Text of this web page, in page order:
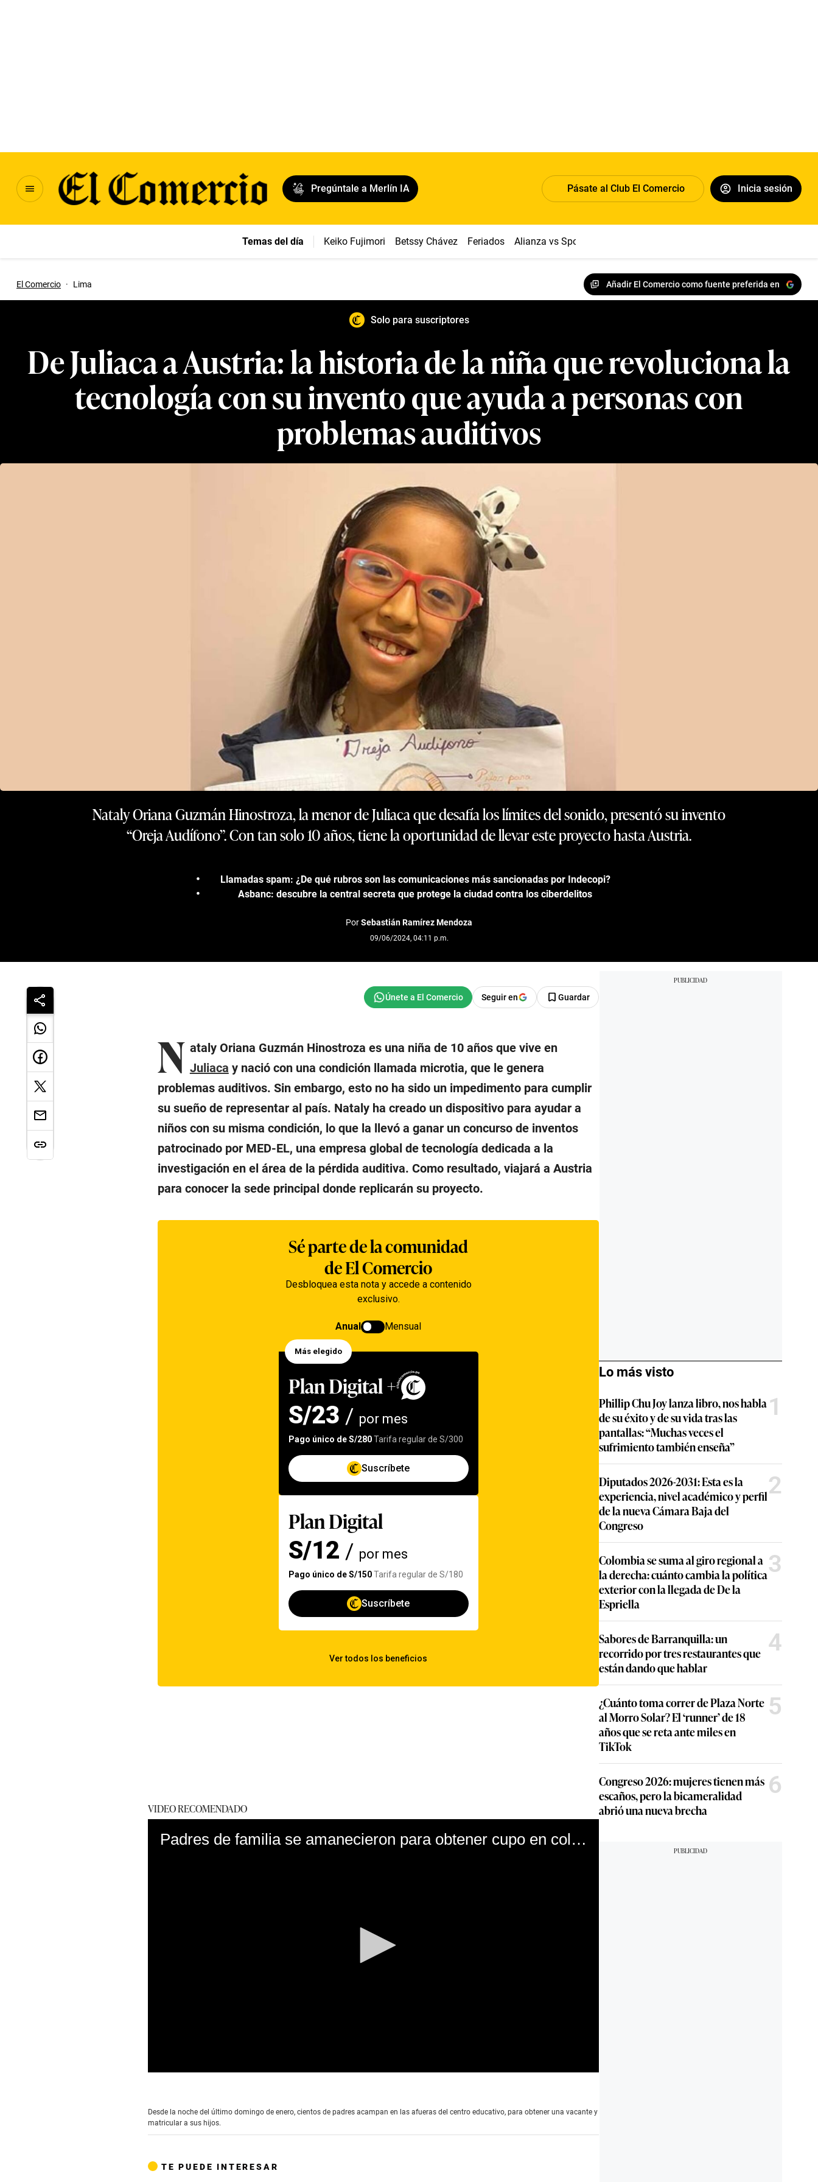
Pregúntale a Merlín IA Pásate al Club El Comercio Inicia sesión
Temas del día Keiko Fujimori Betssy Chávez Feriados Alianza vs Sport Boys
El Comercio · Lima Añadir El Comercio como fuente preferida en
Solo para suscriptores
De Juliaca a Austria: la historia de la niña que revoluciona la
tecnología con su invento que ayuda a personas con
problemas auditivos
Nataly Oriana Guzmán Hinostroza, la menor de Juliaca que desafía los límites del sonido, presentó su invento
“Oreja Audífono”. Con tan solo 10 años, tiene la oportunidad de llevar este proyecto hasta Austria.
Llamadas spam: ¿De qué rubros son las comunicaciones más sancionadas por Indecopi?
Asbanc: descubre la central secreta que protege la ciudad contra los ciberdelitos
PorSebastián Ramírez Mendoza
09/06/2024, 04:11 p.m.
Seguir en Guardar
N ataly Oriana Guzmán Hinostroza es una niña de 10 años que vive en
Juliaca y nació con una condición llamada microtia, que le genera
problemas auditivos. Sin embargo, esto no ha sido un impedimento para cumplir
su sueño de representar al país. Nataly ha creado un dispositivo para ayudar a
niños con su misma condición, lo que la llevó a ganar un concurso de inventos
patrocinado por MED-EL, una empresa global de tecnología dedicada a la
investigación en el área de la pérdida auditiva. Como resultado, viajará a Austria
para conocer la sede principal donde replicarán su proyecto.
VIDEO RECOMENDADO
Padres de familia se amanecieron para obtener cupo en colegio Alfonso Ugarte (07/01/20)
minutes,
53
secondsVolume
Desde la noche del último domingo de enero, cientos de padres acampan en las afueras del centro educativo, para obtener una vacante y
matricular a sus hijos.
TE PUEDE INTERESAR
Lo más visto
Phillip Chu Joy lanza libro, nos habla
de su éxito y de su vida tras las
pantallas: “Muchas veces el
sufrimiento también enseña”
1
Diputados 2026-2031: Esta es la
experiencia, nivel académico y perfil
de la nueva Cámara Baja del
Congreso
2
Colombia se suma al giro regional a
la derecha: cuánto cambia la política
exterior con la llegada de De la
Espriella
3
Sabores de Barranquilla: un
recorrido por tres restaurantes que
están dando que hablar
4
¿Cuánto toma correr de Plaza Norte
al Morro Solar? El ‘runner’ de 18
años que se reta ante miles en
TikTok
5
Congreso 2026: mujeres tienen más
escaños, pero la bicameralidad
abrió una nueva brecha
6